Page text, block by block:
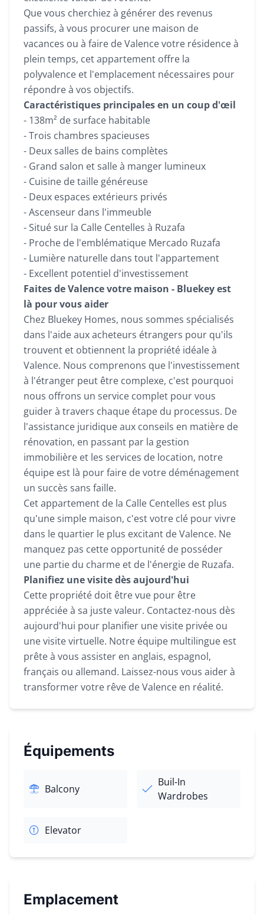
Que vous cherchiez à générer des revenus
passifs, à vous procurer une maison de
vacances ou à faire de Valence votre résidence à
plein temps, cet appartement offre la
polyvalence et l'emplacement nécessaires pour
répondre à vos objectifs.
Caractéristiques principales en un coup d'œil
- 138m² de surface habitable
- Trois chambres spacieuses
- Deux salles de bains complètes
- Grand salon et salle à manger lumineux
- Cuisine de taille généreuse
- Deux espaces extérieurs privés
- Ascenseur dans l'immeuble
- Situé sur la Calle Centelles à Ruzafa
- Proche de l'emblématique Mercado Ruzafa
- Lumière naturelle dans tout l'appartement
- Excellent potentiel d'investissement
Faites de Valence votre maison - Bluekey est
là pour vous aider
Chez Bluekey Homes, nous sommes spécialisés
dans l'aide aux acheteurs étrangers pour qu'ils
trouvent et obtiennent la propriété idéale à
Valence. Nous comprenons que l'investissement
à l'étranger peut être complexe, c'est pourquoi
nous offrons un service complet pour vous
guider à travers chaque étape du processus. De
l'assistance juridique aux conseils en matière de
rénovation, en passant par la gestion
immobilière et les services de location, notre
équipe est là pour faire de votre déménagement
un succès sans faille.
Cet appartement de la Calle Centelles est plus
qu'une simple maison, c'est votre clé pour vivre
dans le quartier le plus excitant de Valence. Ne
manquez pas cette opportunité de posséder
une partie du charme et de l'énergie de Ruzafa.
Planifiez une visite dès aujourd'hui
Cette propriété doit être vue pour être
appréciée à sa juste valeur. Contactez-nous dès
aujourd'hui pour planifier une visite privée ou
une visite virtuelle. Notre équipe multilingue est
prête à vous assister en anglais, espagnol,
français ou allemand. Laissez-nous vous aider à
transformer votre rêve de Valence en réalité.
Équipements
Balcony
Buil-In
Wardrobes
Elevator
Emplacement